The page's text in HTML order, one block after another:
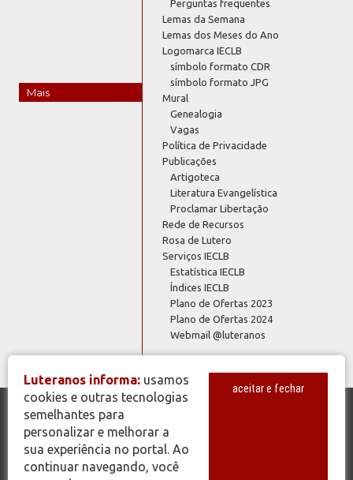
Mais
Perguntas frequentes
Lemas da Semana
Lemas dos Meses do Ano
Logomarca IECLB
símbolo formato CDR
símbolo formato JPG
Mural
Genealogia
Vagas
Política de Privacidade
Publicações
Artigoteca
Literatura Evangelística
Proclamar Libertação
Rede de Recursos
Rosa de Lutero
Serviços IECLB
Estatística IECLB
Índices IECLB
Plano de Ofertas 2023
Plano de Ofertas 2024
Webmail @luteranos
© Copyright 2026 - Todos os Direitos Reservados - IECLB - Igreja
Evangélica de Confissão Luterana no Brasil - Portal Luteranos -
www.luteranos.com.br
Luteranos informa: usamos
cookies e outras tecnologias
semelhantes para
personalizar e melhorar a
sua experiência no portal. Ao
continuar navegando, você
aceitar e fechar